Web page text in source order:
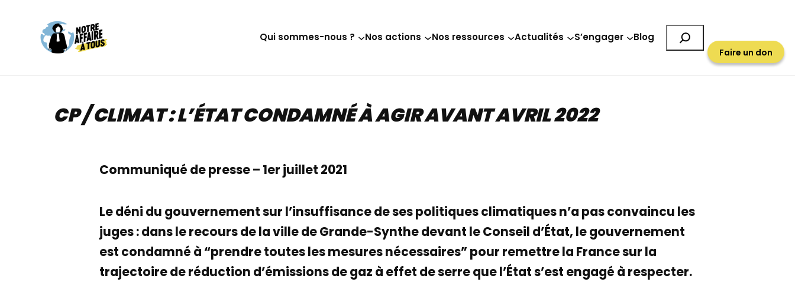
contenu
Qui sommes-nous ? Nos actions Nos ressources Actualités S’engager Blog
Faire un don
CP / CLIMAT : L’ÉTAT CONDAMNÉ À AGIR AVANT AVRIL 2022
Communiqué de presse – 1er juillet 2021
Le déni du gouvernement sur l’insuffisance de ses politiques climatiques n’a pas convaincu les
juges : dans le recours de la ville de Grande-Synthe devant le Conseil d’État, le gouvernement
est condamné à “prendre toutes les mesures nécessaires” pour remettre la France sur la
trajectoire de réduction d’émissions de gaz à effet de serre que l’État s’est engagé à respecter.